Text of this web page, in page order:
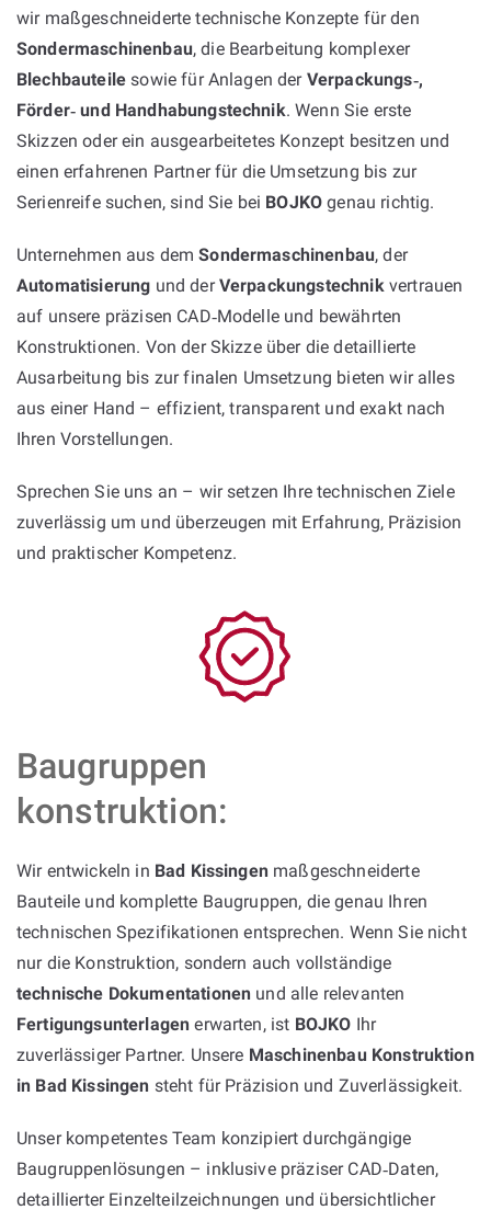
wir maßgeschneiderte technische Konzepte für den
Sondermaschinenbau, die Bearbeitung komplexer
Blechbauteile sowie für Anlagen der Verpackungs‑,
Förder‑ und Handhabungstechnik. Wenn Sie erste
Skizzen oder ein ausgearbeitetes Konzept besitzen und
einen erfahrenen Partner für die Umsetzung bis zur
Serienreife suchen, sind Sie bei BOJKO genau richtig.
Unternehmen aus demSondermaschinenbau, der
Automatisierung und derVerpackungstechnikvertrauen
auf unsere präzisen CAD‑Modelle und bewährten
Konstruktionen. Von der Skizze über die detaillierte
Ausarbeitung bis zur finalen Umsetzung bieten wir alles
aus einer Hand – effizient, transparent und exakt nach
Ihren Vorstellungen.
Sprechen Sie uns an – wir setzen Ihre technischen Ziele
zuverlässig um und überzeugen mit Erfahrung, Präzision
und praktischer Kompetenz.
Baugruppen
konstruktion:
Wir entwickeln in Bad Kissingenmaßgeschneiderte
Bauteile und komplette Baugruppen, die genau Ihren
technischen Spezifikationen entsprechen. Wenn Sie nicht
nur die Konstruktion, sondern auch vollständige
technische Dokumentationen und alle relevanten
Fertigungsunterlagen erwarten, ist BOJKO Ihr
zuverlässiger Partner. Unsere Maschinenbau Konstruktion
in Bad Kissingen steht für Präzision und Zuverlässigkeit.
Unser kompetentes Team konzipiert durchgängige
Baugruppenlösungen – inklusive präziser CAD‑Daten,
detaillierter Einzelteilzeichnungen und übersichtlicher